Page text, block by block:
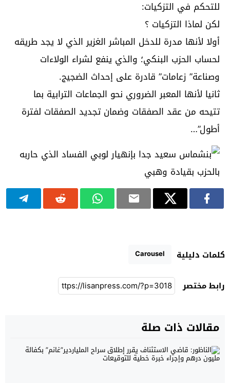
للتحكم في التزكيات:
لكن لماذا التزكيات ؟
أولا لأنها مدرة للدخل المباشر الغزير الذي لا يجد طريقه
لحساب الحزب البنكي؛ والذي ينفع لشراء الولاءات
وصناعة” زعامات” قادرة على إحداث الضجيج.
ثانيا لأنها المعبر الضروري نحو الجماعات الترابية بما
تتيحه من عقد الصفقات وضمان تجديد الصفقات لفترة
أطول”…
كلمات دليلية Carousel
رابط مختصر
مقالات ذات صلة